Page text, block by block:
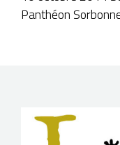
Panthéon